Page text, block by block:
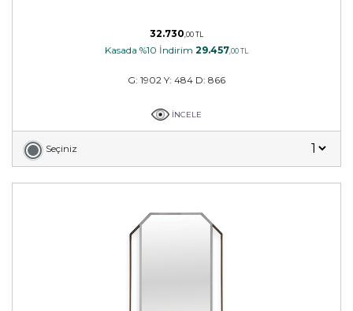
32.730 ,00 TL
Kasada %10 İndirim 29.457 ,00 TL
G: 1902 Y: 484 D: 866
İNCELE
Seçiniz